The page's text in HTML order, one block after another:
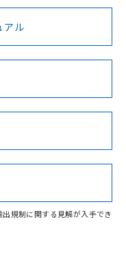
に、以下を必ずお読
Cd Cr(VI)
あります。
BV型式承認
（フランス
KR型式
（韓国
No No
証/適合状況ページへ
からご検索ください
アル
規制に関する見解が入手でき